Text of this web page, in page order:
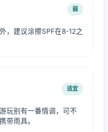
弱
，建议涂擦SPF在8-12之
适宜
玩别有一番情调，可不
带雨具。